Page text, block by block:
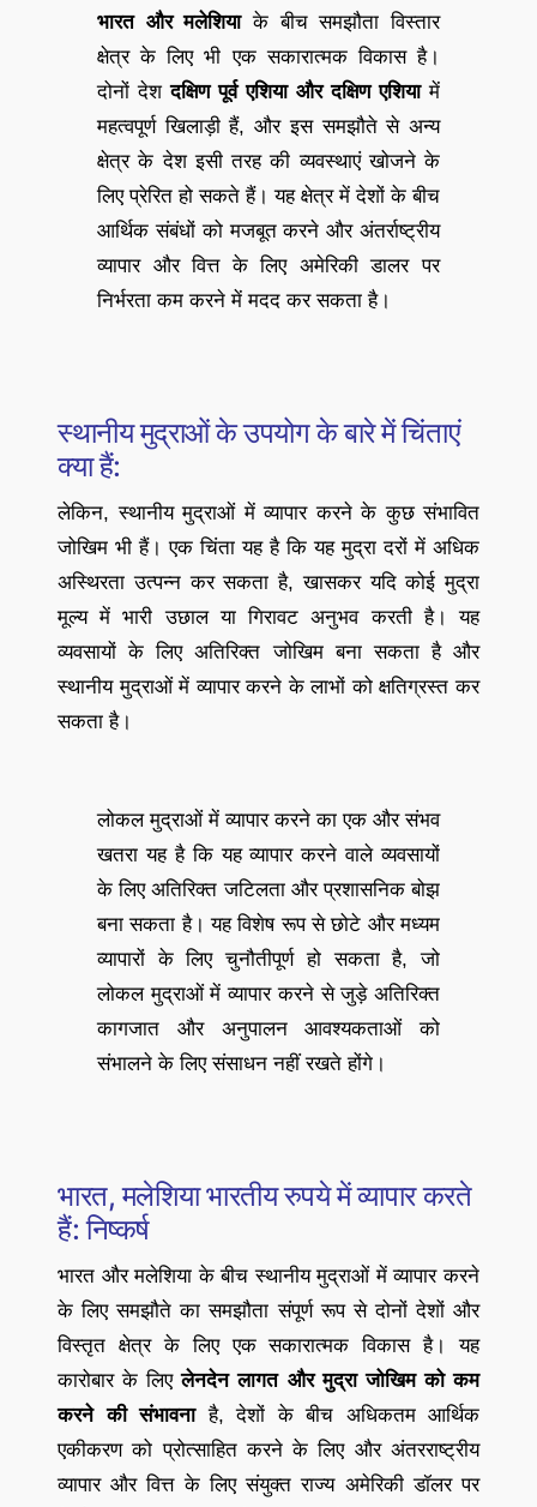
भारत और मलेशियाके बीच समझौता विस्तार
क्षेत्र के लिए भी एक सकारात्मक विकास है।
दोनों देशदक्षिण पूर्व एशिया और दक्षिण एशियामें
महत्वपूर्ण खिलाड़ी हैं, और इस समझौते से अन्य
क्षेत्र के देश इसी तरह की व्यवस्थाएं खोजने के
लिए प्रेरित हो सकते हैं। यह क्षेत्र में देशों के बीच
आर्थिक संबंधों को मजबूत करने और अंतर्राष्ट्रीय
व्यापार और वित्त के लिए अमेरिकी डालर पर
निर्भरता कम करने में मदद कर सकता है।
स्थानीय मुद्राओं के उपयोग के बारे में चिंताएं
क्या हैं:
लेकिन, स्थानीय मुद्राओं में व्यापार करने के कुछ संभावित
जोखिम भी हैं। एक चिंता यह है कि यह मुद्रा दरों में अधिक
अस्थिरता उत्पन्न कर सकता है, खासकर यदि कोई मुद्रा
मूल्य में भारी उछाल या गिरावट अनुभव करती है। यह
व्यवसायों के लिए अतिरिक्त जोखिम बना सकता है और
स्थानीय मुद्राओं में व्यापार करने के लाभों को क्षतिग्रस्त कर
सकता है।
लोकल मुद्राओं में व्यापार करने का एक और संभव
खतरा यह है कि यह व्यापार करने वाले व्यवसायों
के लिए अतिरिक्त जटिलता और प्रशासनिक बोझ
बना सकता है। यह विशेष रूप से छोटे और मध्यम
व्यापारों के लिए चुनौतीपूर्ण हो सकता है, जो
लोकल मुद्राओं में व्यापार करने से जुड़े अतिरिक्त
कागजात और अनुपालन आवश्यकताओं को
संभालने के लिए संसाधन नहीं रखते होंगे।
भारत, मलेशिया भारतीय रुपये में व्यापार करते
हैं: निष्कर्ष
भारत और मलेशिया के बीच स्थानीय मुद्राओं में व्यापार करने
के लिए समझौते का समझौता संपूर्ण रूप से दोनों देशों और
विस्तृत क्षेत्र के लिए एक सकारात्मक विकास है। यह
कारोबार के लिएलेनदेन लागत और मुद्रा जोखिम को कम
करने की संभावनाहै, देशों के बीच अधिकतम आर्थिक
एकीकरण को प्रोत्साहित करने के लिए और अंतरराष्ट्रीय
व्यापार और वित्त के लिए संयुक्त राज्य अमेरिकी डॉलर पर